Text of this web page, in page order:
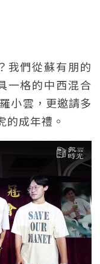
我們從蘇有朋的
一格的中西混合
小雲，更邀請多
的成年禮。